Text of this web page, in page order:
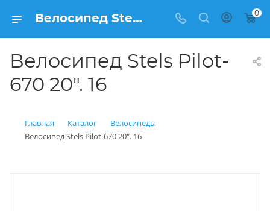
Велосипед Stels Pilot-670 20". 16 купить: цена 23 400 рублей в Балашихе | Интернет магазин Вело150 0
Велосипед Stels Pilot-
670 20". 16
Главная Каталог
Велосипеды
Велосипед Stels Pilot-670 20". 16